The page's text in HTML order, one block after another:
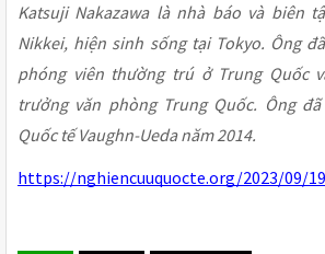
Katsuji Nakazawa là nhà báo và biên
Nikkei, hiện sinh sống tại Tokyo. Ông
phóng viên thường trú ở Trung Quốc
trưởng văn phòng Trung Quốc. Ông
Quốc tế Vaughn-Ueda năm 2014.
https://nghiencuuquocte.org/2023/09/19